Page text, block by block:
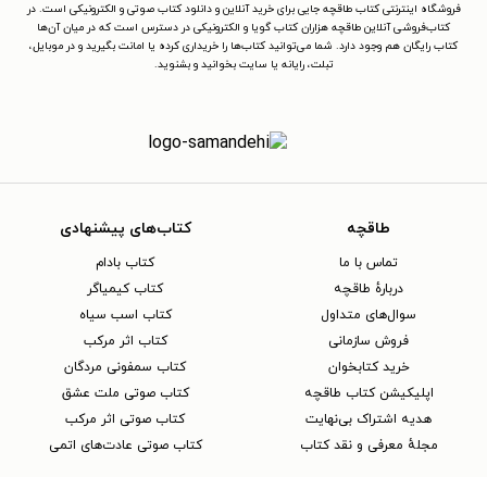
فروشگاه اینترنتی کتاب طاقچه جایی برای خرید آنلاین و دانلود کتاب صوتی و الکترونیکی است. در
کتاب‌فروشی آنلاین طاقچه هزاران کتاب گویا و الکترونیکی در دسترس است که در میان آن‌ها
کتاب رایگان هم وجود دارد. شما می‌توانید کتاب‌ها را خریداری کرده یا امانت بگیرید و در موبایل،
تبلت، رایانه یا سایت بخوانید و بشنوید.
طاقچه
تماس با ما
دربارهٔ طاقچه
سوال‌های متداول
فروش سازمانی
خرید کتابخوان
اپلیکیشن کتاب طاقچه
هدیه اشتراک بی‌نهایت
مجلهٔ معرفی و نقد کتاب
کتاب‌های پیشنهادی
کتاب بادام
کتاب کیمیاگر
کتاب اسب سیاه
کتاب اثر مرکب
کتاب سمفونی مردگان
کتاب صوتی ملت عشق
کتاب صوتی اثر مرکب
کتاب صوتی عادت‌های اتمی